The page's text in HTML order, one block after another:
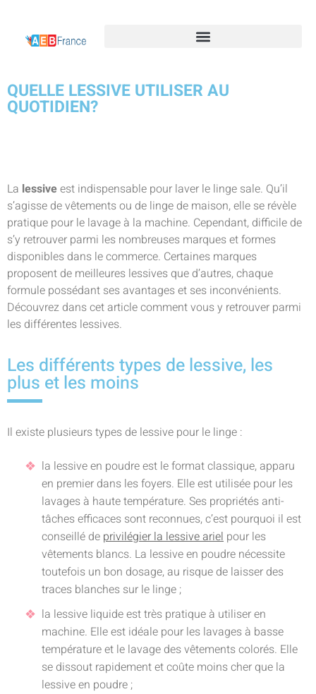
QUELLE LESSIVE UTILISER AU
QUOTIDIEN?
La lessiveest indispensable pour laver le linge sale. Qu’il
s’agisse de vêtements ou de linge de maison, elle se révèle
pratique pour le lavage à la machine. Cependant, difficile de
s’y retrouver parmi les nombreuses marques et formes
disponibles dans le commerce. Certaines marques
proposent de meilleures lessives que d’autres, chaque
formule possédant ses avantages et ses inconvénients.
Découvrez dans cet article comment vous y retrouver parmi
les différentes lessives.
Les différents types de lessive, les
plus et les moins
Il existe plusieurs types de lessive pour le linge :
la lessive en poudre est le format classique, apparu
en premier dans les foyers. Elle est utilisée pour les
lavages à haute température. Ses propriétés anti-
tâches efficaces sont reconnues, c’est pourquoi il est
conseillé de privilégier la lessive ariel pour les
vêtements blancs. La lessive en poudre nécessite
toutefois un bon dosage, au risque de laisser des
traces blanches sur le linge ;
la lessive liquide est très pratique à utiliser en
machine. Elle est idéale pour les lavages à basse
température et le lavage des vêtements colorés. Elle
se dissout rapidement et coûte moins cher que la
lessive en poudre ;